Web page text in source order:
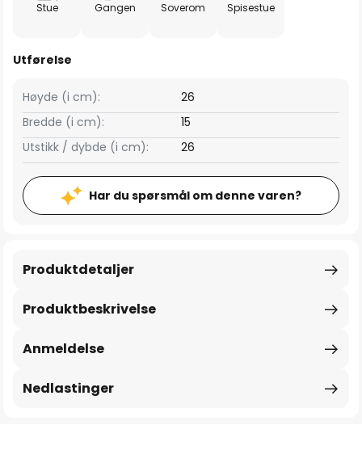
Stue Gangen Soverom Spisestue
Utførelse
Bredde (i cm): 15
Høyde (i cm): 26
Utstikk / dybde (i cm): 26
Har du spørsmål om denne varen?
Produktbeskrivelse
Produktdetaljer
Anmeldelse
Nedlastinger